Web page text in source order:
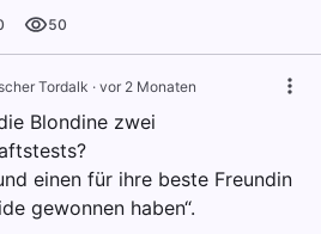
50
Tordalk · vor 2 Monaten
Blondine zwei
einen für ihre beste Freundin
gewonnen haben“.